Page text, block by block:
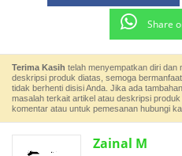
Share
Terima Kasih telah menyempatkan diri dan
deskripsi produk diatas, semoga
tidak berhenti disisi Anda. Jika ada
masalah terkait artikel atau deskripsi
komentar atau untuk pemesanan hubungi
Zainal M